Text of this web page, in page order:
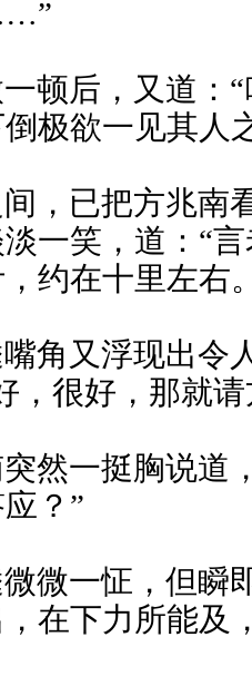
顿后，又道：
极欲一见其人
，已把方兆南
一笑，道：“
约在十里左右
角又浮现出令
，很好，那就
然一挺胸说道
？”
微一怔，但瞬
在下力所能及